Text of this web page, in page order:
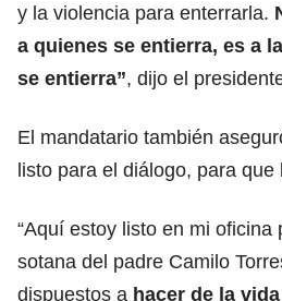
y la violencia para enterrarla.
a quienes se entierra, es a
se entierra”, dijo el
El mandatario también
listo para el diálogo, para que
“Aquí estoy listo en mi oficina
sotana del padre Camilo
dispuestos a hacer de la